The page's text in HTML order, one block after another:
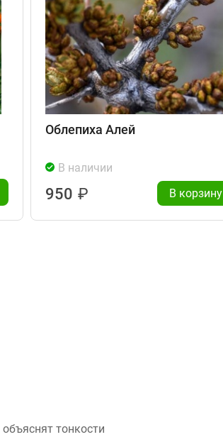
Облепиха Алей
В наличии
950 ₽ В корзину
тонкости